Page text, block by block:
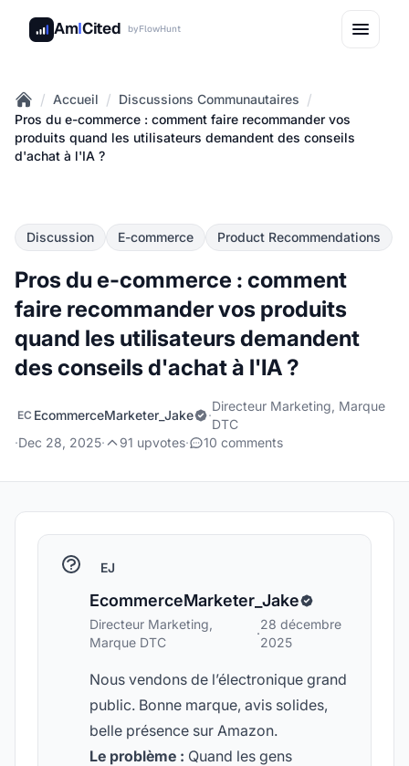
AmICited byFlowHunt
Home
/ Accueil / Discussions Communautaires /
Pros du e-commerce : comment faire recommander vos
produits quand les utilisateurs demandent des conseils
d'achat à l'IA ?
Discussion E-commerce Product Recommendations
Pros du e-commerce : comment
faire recommander vos produits
quand les utilisateurs demandent
des conseils d'achat à l'IA ?
EC EcommerceMarketer_Jake ·
Directeur Marketing, Marque
DTC
·Dec 28, 2025· 91 upvotes· 10 comments
EJ
EcommerceMarketer_Jake
Directeur Marketing,
Marque DTC
·
28 décembre
2025
Nous vendons de l’électronique grand
public. Bonne marque, avis solides,
belle présence sur Amazon.
Le problème : Quand les gens